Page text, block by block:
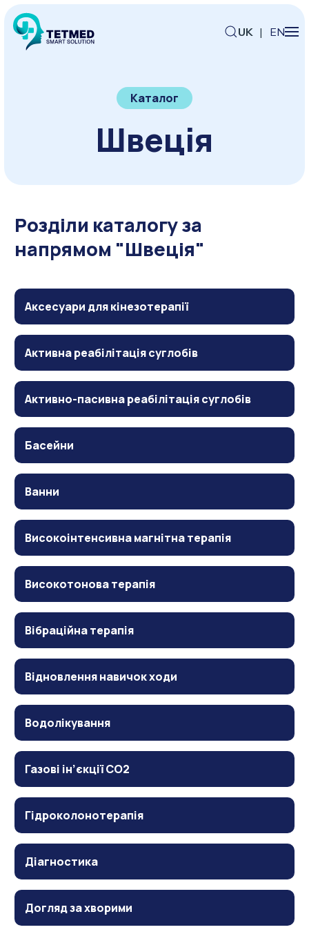
UK | EN
Каталог
Швеція
Розділи каталогу за
напрямом "Швеція"
Аксесуари для кінезотерапії
Активна реабілітація суглобів
Активно-пасивна реабілітація суглобів
Басейни
Ванни
Високоінтенсивна магнітна терапія
Високотонова терапія
Вібраційна терапія
Відновлення навичок ходи
Водолікування
Газові ін’єкції CO2
Гідроколонотерапія
Діагностика
Догляд за хворими